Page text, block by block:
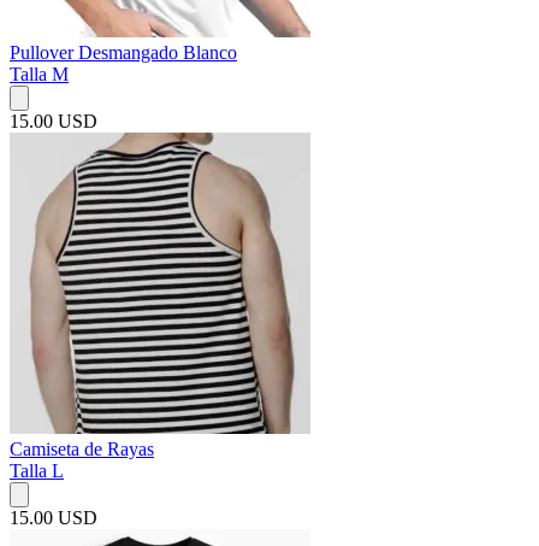
Pullover Desmangado Blanco
Talla M
15.00 USD
Camiseta de Rayas
Talla L
15.00 USD